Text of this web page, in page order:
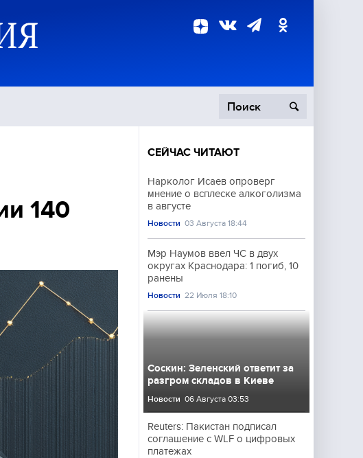
Происшествия
140
СЕЙЧАС ЧИТАЮТ
Нарколог Исаев опроверг
мнение о всплеске алкоголизма
в августе
Новости 03 Августа 18:44
Мэр Наумов ввел ЧС в двух
округах Краснодара: 1 погиб, 10
ранены
Новости 22 Июля 18:10
Соскин: Зеленский ответит за
разгром складов в Киеве
Новости 06 Августа 03:53
Reuters: Пакистан подписал
соглашение с WLF о цифровых
платежах